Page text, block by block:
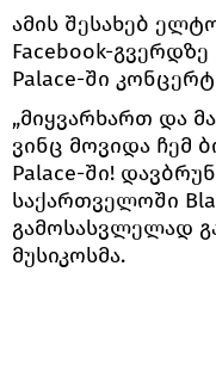
ამის შესახებ
Facebook-გვერდზე
Palace-ში
„მიყვარხართ და
ვინც მოვიდა ჩემ
Palace-ში!
საქართველოში
გამოსასვლელად
მუსიკოსმა.